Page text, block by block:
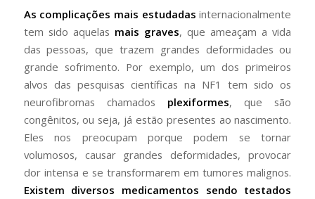
As complicações mais estudadas internacionalmente
tem sido aquelas mais graves, que ameaçam a vida
das pessoas, que trazem grandes deformidades ou
grande sofrimento. Por exemplo, um dos primeiros
alvos das pesquisas científicas na NF1 tem sido os
neurofibromas chamados plexiformes, que são
congênitos, ou seja, já estão presentes ao nascimento.
Eles nos preocupam porque podem se tornar
volumosos, causar grandes deformidades, provocar
dor intensa e se transformarem em tumores malignos.
Existem diversos medicamentos sendo testados